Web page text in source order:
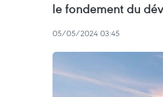
le fondement du
05/05/2024 03:45